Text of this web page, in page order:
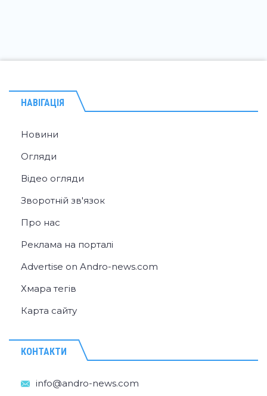
НАВІГАЦІЯ
Новини
Огляди
Відео огляди
Зворотній зв'язок
Про нас
Реклама на порталі
Advertise on Andro-news.com
Хмара тегів
Карта сайту
КОНТАКТИ